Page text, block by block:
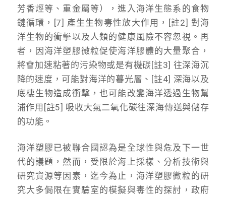
芳香烴等、重金屬等），進入海洋生態系的食物
鏈循環，[7] 產生生物毒性放大作用，[註2] 對海
洋生物的衝擊以及人類的健康風險不容忽視。再
者，因海洋塑膠微粒促使海洋膠體的大量聚合，
將會加速粘著的污染物或是有機碳[註3] 往深海沉
降的速度，可能對海洋的暮光層、[註4] 深海以及
底棲生物造成衝擊，也可能改變海洋透過生物幫
浦作用[註5] 吸收大氣二氧化碳往深海傳送與儲存
的功能。
海洋塑膠已被聯合國認為是全球性與危及下一世
代的議題，然而，受限於海上採樣、分析技術與
研究資源等因素，迄今為止，海洋塑膠微粒的研
究大多侷限在實驗室的模擬與毒性的探討，政府